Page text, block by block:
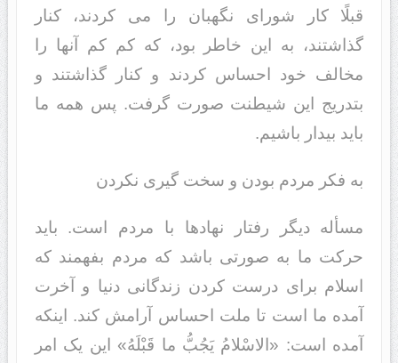
قبلًا کار شوراى نگهبان را مى کردند، کنار
گذاشتند، به این خاطر بود، که کم کم آنها را
مخالف خود احساس کردند و کنار گذاشتند و
بتدریج این شیطنت صورت گرفت. پس همه ما
باید بیدار باشیم.
به فکر مردم بودن و سخت گیرى نکردن
مسأله دیگر رفتار نهادها با مردم است. باید
حرکت ما به صورتى باشد که مردم بفهمند که
اسلام براى درست کردن زندگانى دنیا و آخرت
آمده ما است تا ملت احساس آرامش کند. اینکه
آمده است: «الاسْلامُ یَجُبُّ ما قَبْلَهُ» این یک امر